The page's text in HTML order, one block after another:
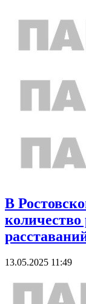
В
количество
13.05.2025 11:49